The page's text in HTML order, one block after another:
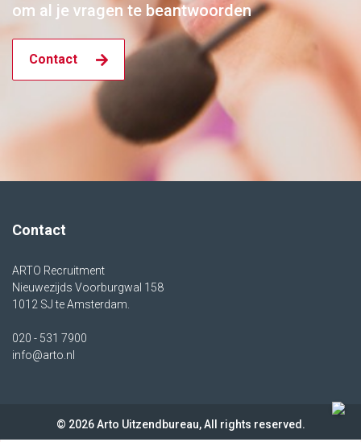
om al je vragen te beantwoorden
Contact
Contact
ARTO Recruitment
Nieuwezijds Voorburgwal 158
1012 SJ te Amsterdam.
020 - 531 7900
info@arto.nl
© 2026 Arto Uitzendbureau, All rights reserved.